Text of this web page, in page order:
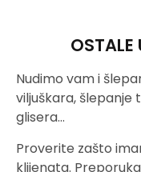
OSTALE
Nudimo vam i
viljuškara, šlepanje
glisera…
Proverite zašto
klijenata.